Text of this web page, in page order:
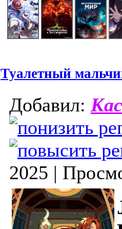
Туалетный
Добавил:
2025 |